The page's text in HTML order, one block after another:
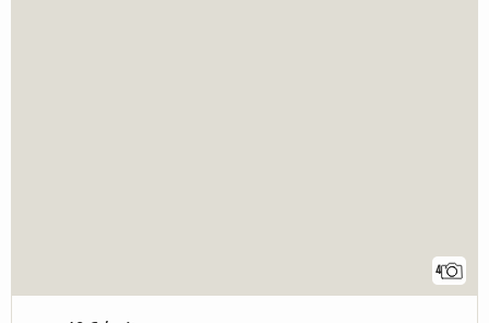
4